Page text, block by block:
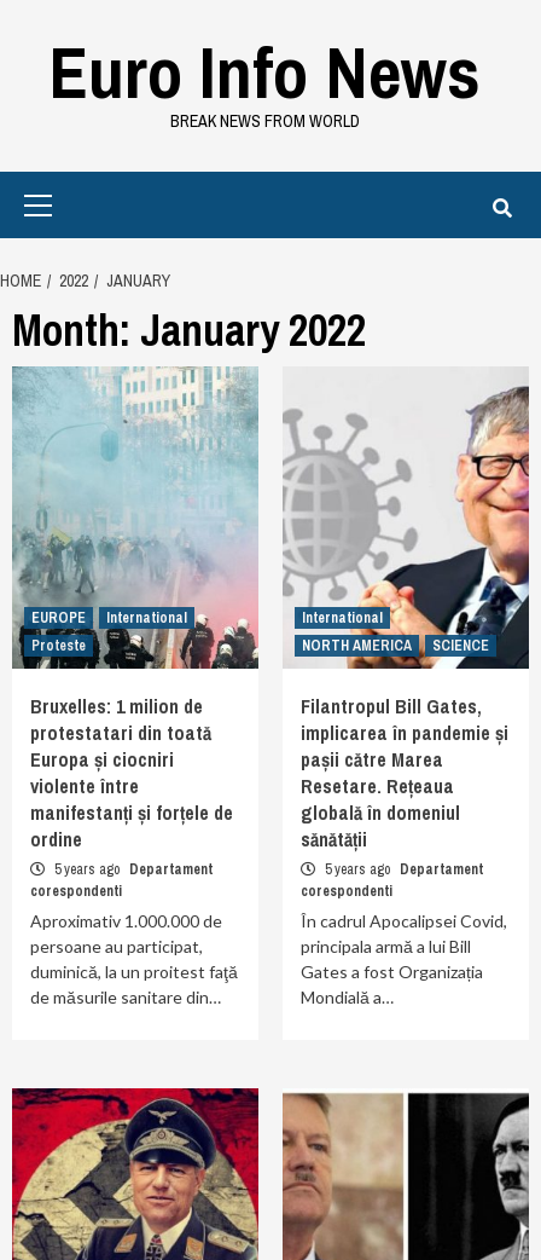
contentEuro Info News
BREAK NEWS FROM WORLD
HOME 2022 JANUARY
Month: January 2022
EUROPE
International
Proteste
Bruxelles: 1 milion de
protestatari din toată
Europa și ciocniri
violente între
manifestanți și forțele de
ordine
5 years ago Departament
corespondenti
Aproximativ 1.000.000 de
persoane au participat,
duminică, la un proitest faţă
de măsurile sanitare din…
International
NORTH AMERICA
SCIENCE
Filantropul Bill Gates,
implicarea în pandemie și
pașii către Marea
Resetare. Rețeaua
globală în domeniul
sănătății
5 years ago Departament
corespondenti
În cadrul Apocalipsei Covid,
principala armă a lui Bill
Gates a fost Organizația
Mondială a…